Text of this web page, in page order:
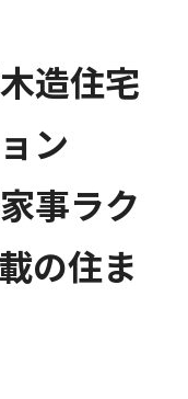
造住宅
ン
事ラク
の住ま